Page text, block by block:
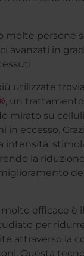
molte persone
avanzati in
utilizzate
, un
mirato su
in eccesso.
intensità,
la
molto efficace è il
per
attraverso la
Questa